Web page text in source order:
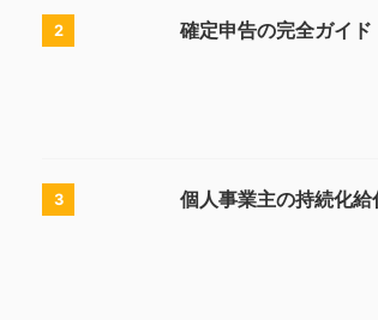
2 確定申告の完全ガイ
3 個人事業主の持続化